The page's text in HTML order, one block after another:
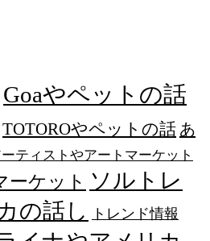
Goaやペットの話
TOTOROやペットの話 あ
ティストやアートマーケット
ーケット ソルトレ
の話し
トレンド情報